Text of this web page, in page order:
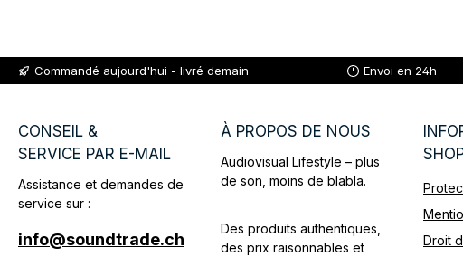
Commandé aujourd'hui - livré demain Envoi en 24h
CONSEIL &
SERVICE PAR E-MAIL
Assistance et demandes de
service sur :
info@soundtrade.ch
À PROPOS DE NOUS
Audiovisual Lifestyle – plus
de son, moins de blabla.
Des produits authentiques,
des prix raisonnables et
Droit